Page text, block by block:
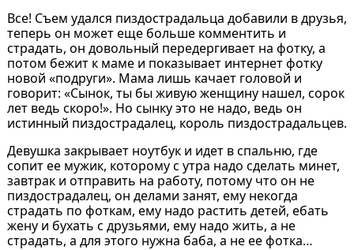
Все! Съем удался пиздострадальца добавили в друзья,
теперь он может еще больше комментить и
страдать, он довольный передергивает на фотку, а
потом бежит к маме и показывает интернет фотку
новой «подруги». Мама лишь качает головой и
говорит: «Сынок, ты бы живую женщину нашел, сорок
лет ведь скоро!». Но сынку это не надо, ведь он
истинный пиздострадалец, король пиздострадальцев.
Девушка закрывает ноутбук и идет в спальню, где
сопит ее мужик, которому с утра надо сделать минет,
завтрак и отправить на работу, потому что он не
пиздострадалец, он делами занят, ему некогда
страдать по фоткам, ему надо растить детей, ебать
жену и бухать с друзьями, ему надо жить, а не
страдать, а для этого нужна баба, а не ее фотка…